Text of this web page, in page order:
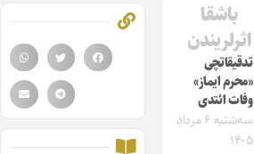
باشقا
اثرلریندن
تدقیقاتچی
«محرم ایماز»
وفات ائتدی
سه‌شنبه ۶ مرداد
۱۴۰۵